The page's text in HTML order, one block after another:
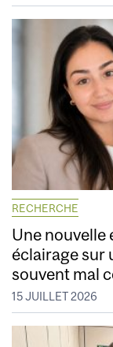
RECHERCHE
Une nouvelle
éclairage sur
souvent mal
15 JUILLET 2026